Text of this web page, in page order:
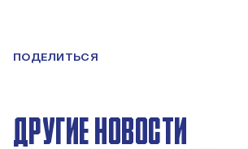
ПОДЕЛИТЬСЯ
ДРУГИЕ НОВОСТИ